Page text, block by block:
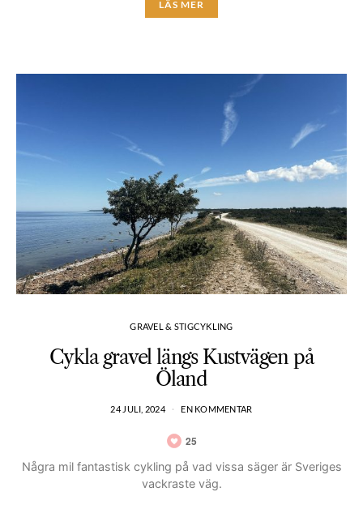
LÄS MER
GRAVEL & STIGCYKLING
Cykla gravel längs Kustvägen på
Öland
24 JULI, 2024 EN KOMMENTAR
25
Några mil fantastisk cykling på vad vissa säger är Sveriges
vackraste väg.